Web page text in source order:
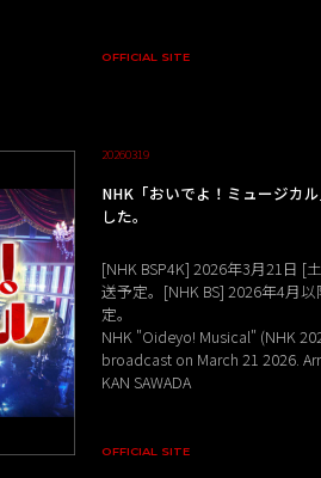
OFFICIAL SITE
20260319
NHK「おいでよ！ミュージカ
した。
[NHK BSP4K] 2026年3月21日 [
送予定。[NHK BS] 2026年4月
定。
NHK "Oideyo! Musical" (NHK
broadcast on March 21 2026.
KAN SAWADA
OFFICIAL SITE